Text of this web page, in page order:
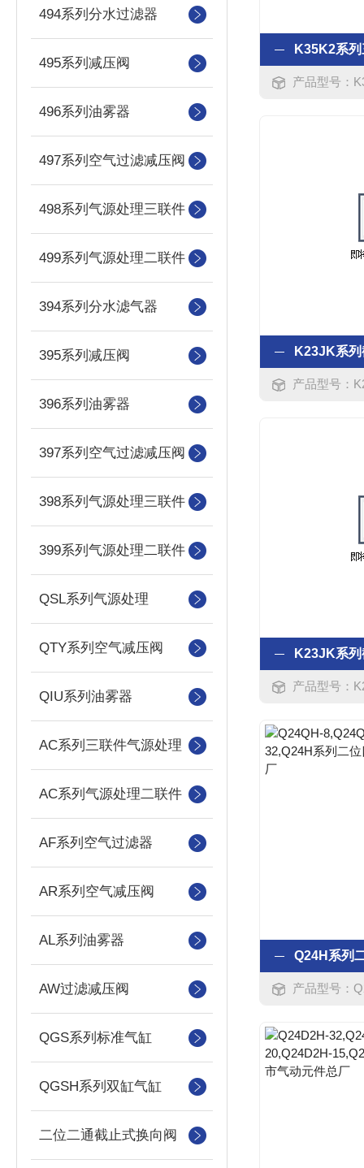
494系列分水过滤器
495系列减压阀
496系列油雾器
497系列空气过滤减压阀
498系列气源处理三联件
499系列气源处理二联件
394系列分水滤气器
395系列减压阀
396系列油雾器
397系列空气过滤减压阀
398系列气源处理三联件
399系列气源处理二联件
QSL系列气源处理
QTY系列空气减压阀
QIU系列油雾器
AC系列三联件气源处理
AC系列气源处理二联件
AF系列空气过滤器
AR系列空气减压阀
AL系列油雾器
AW过滤减压阀
QGS系列标准气缸
QGSH系列双缸气缸
二位二通截止式换向阀
产品型号：K35K2-
产品型号：K23JK2-
产品型号：
产品型号：Q24QH-